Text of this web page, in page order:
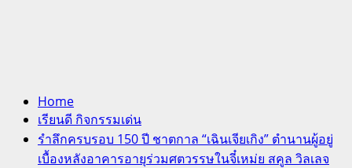
Home
เรียนดี กิจกรรมเด่น
รำลึกครบรอบ 150 ปี ชาตกาล “เฉินเจียเกิง” ตำนานผู้อยู่
เบื้องหลังอาคารอายุร่วมศตวรรษในจี๋เหม่ย สคูล วิลเลจ